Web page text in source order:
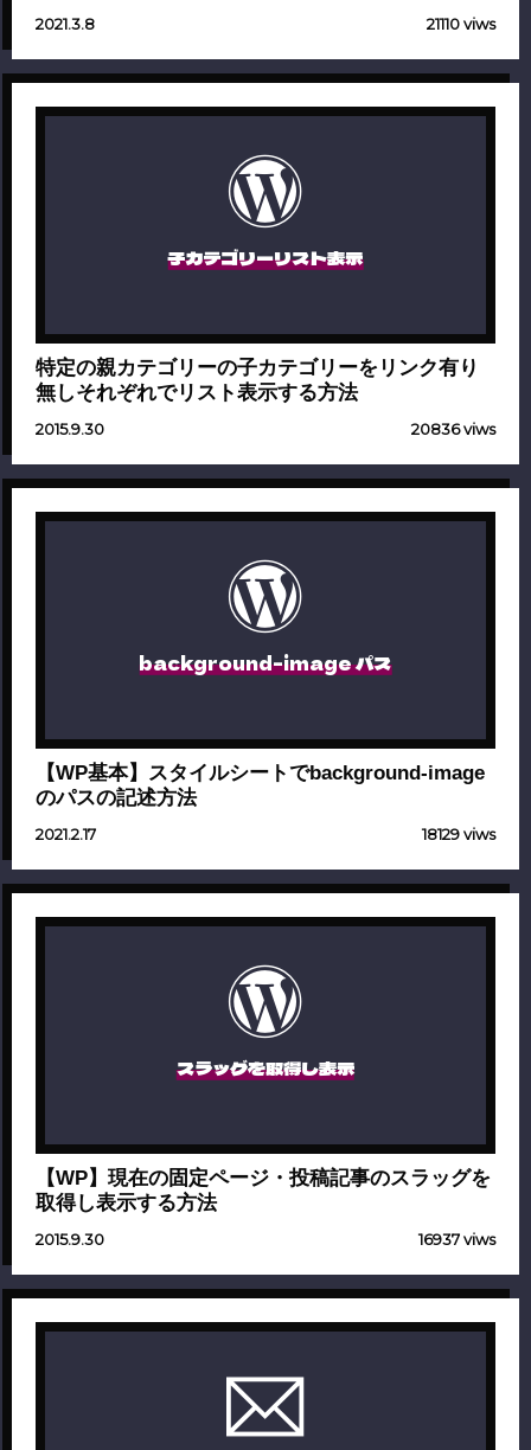
2021.3.8 21110 viws
子カテゴリーリスト表示
特定の親カテゴリーの子カテゴリーをリンク有り
無しそれぞれでリスト表示する方法
2015.9.30 20836 viws
background-image パス
【WP基本】スタイルシートでbackground-image
のパスの記述方法
2021.2.17 18129 viws
スラッグを取得し表示
【WP】現在の固定ページ・投稿記事のスラッグを
取得し表示する方法
2015.9.30 16937 viws